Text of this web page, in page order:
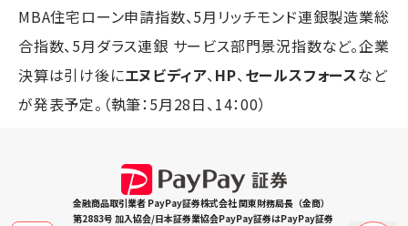
MBA住宅ローン申請指数、5月リッチモンド連銀製造業総
合指数、5月ダラス連銀 サービス部門景況指数など。企業
決算は引け後にエヌビディア、 HP、 セールスフォースなど
が発表予定。（執筆：5月28日、14：00）
金融商品取引業者 PayPay証券株式会社 関東財務局長（金商）
第2883号 加入協会/日本証券業協会PayPay証券はPayPay証券